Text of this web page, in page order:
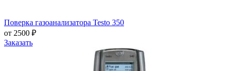
Поверка газоанализатора Testo 350
от 2500 ₽
Заказать